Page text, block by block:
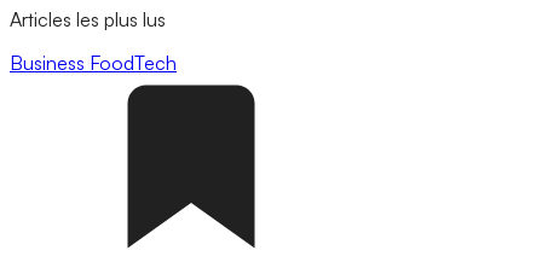
Articles les plus lus
Business FoodTech